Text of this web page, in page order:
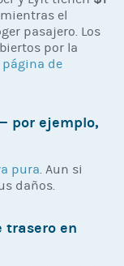
mientras el
pasajero. Los
por la
página de
por ejemplo,
pura. Aun si
daños.
trasero en